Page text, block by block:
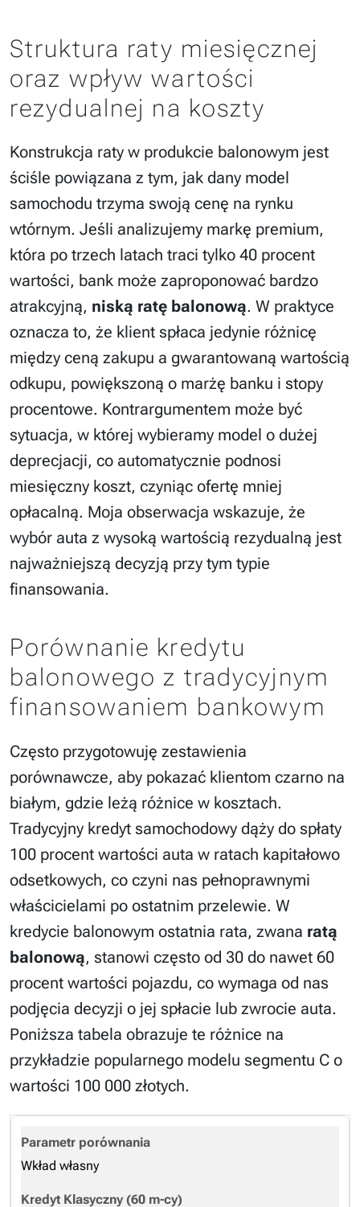
Struktura raty miesięcznej
oraz wpływ wartości
rezydualnej na koszty
Konstrukcja raty w produkcie balonowym jest
ściśle powiązana z tym, jak dany model
samochodu trzyma swoją cenę na rynku
wtórnym. Jeśli analizujemy markę premium,
która po trzech latach traci tylko 40 procent
wartości, bank może zaproponować bardzo
atrakcyjną, niską ratę balonową. W praktyce
oznacza to, że klient spłaca jedynie różnicę
między ceną zakupu a gwarantowaną wartością
odkupu, powiększoną o marżę banku i stopy
procentowe. Kontrargumentem może być
sytuacja, w której wybieramy model o dużej
deprecjacji, co automatycznie podnosi
miesięczny koszt, czyniąc ofertę mniej
opłacalną. Moja obserwacja wskazuje, że
wybór auta z wysoką wartością rezydualną jest
najważniejszą decyzją przy tym typie
finansowania.
Porównanie kredytu
balonowego z tradycyjnym
finansowaniem bankowym
Często przygotowuję zestawienia
porównawcze, aby pokazać klientom czarno na
białym, gdzie leżą różnice w kosztach.
Tradycyjny kredyt samochodowy dąży do spłaty
100 procent wartości auta w ratach kapitałowo
odsetkowych, co czyni nas pełnoprawnymi
właścicielami po ostatnim przelewie. W
kredycie balonowym ostatnia rata, zwana ratą
balonową, stanowi często od 30 do nawet 60
procent wartości pojazdu, co wymaga od nas
podjęcia decyzji o jej spłacie lub zwrocie auta.
Poniższa tabela obrazuje te różnice na
przykładzie popularnego modelu segmentu C o
wartości 100 000 złotych.
Wkład własny